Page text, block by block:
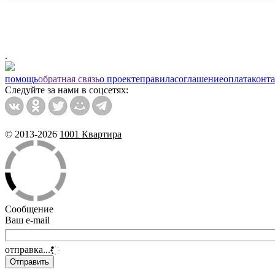
.
помощьобратная связьо проектеправиласоглашениеоплата
Следуйте за нами в соцсетях:
© 2013-2026 1001 Квартира
Сообщение
Ваш e-mail
отправка...